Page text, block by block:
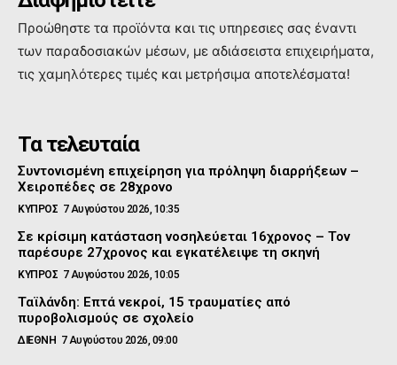
Προώθηστε τα προϊόντα και τις υπηρεσιες σας έναντι
των παραδοσιακών μέσων, με αδιάσειστα επιχειρήματα,
τις χαμηλότερες τιμές και μετρήσιμα αποτελέσματα!
Τα τελευταία
Συντονισμένη επιχείρηση για πρόληψη διαρρήξεων –
Χειροπέδες σε 28χρονο
ΚΥΠΡΟΣ 7 Αυγούστου 2026, 10:35
Σε κρίσιμη κατάσταση νοσηλεύεται 16χρονος – Τον
παρέσυρε 27χρονος και εγκατέλειψε τη σκηνή
ΚΥΠΡΟΣ 7 Αυγούστου 2026, 10:05
Ταϊλάνδη: Επτά νεκροί, 15 τραυματίες από
πυροβολισμούς σε σχολείο
ΔΙΕΘΝΗ 7 Αυγούστου 2026, 09:00